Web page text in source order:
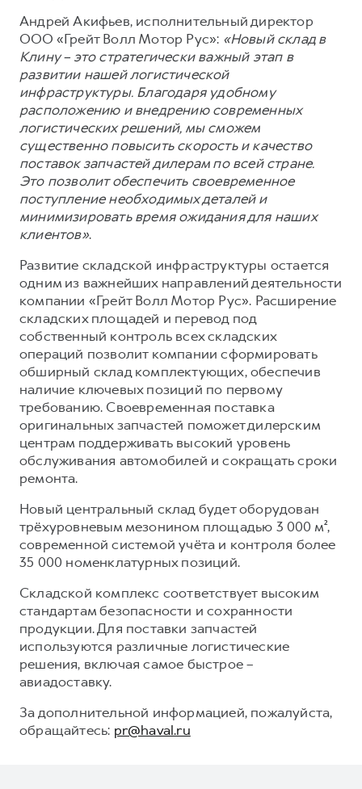
Коллекция Базовая
Коллекция Детская
Андрей Акифьев, исполнительный директор
ООО «Грейт Волл Мотор Рус»: «Новый склад в
Клину – это стратегически важный этап в
развитии нашей логистической
инфраструктуры. Благодаря удобному
расположению и внедрению современных
логистических решений, мы сможем
существенно повысить скорость и качество
поставок запчастей дилерам по всей стране.
Это позволит обеспечить своевременное
поступление необходимых деталей и
минимизировать время ожидания для наших
клиентов».
Развитие складской инфраструктуры остается
одним из важнейших направлений деятельности
компании «Грейт Волл Мотор Рус». Расширение
складских площадей и перевод под
собственный контроль всех складских
операций позволит компании сформировать
обширный склад комплектующих, обеспечив
наличие ключевых позиций по первому
требованию. Своевременная поставка
оригинальных запчастей поможет дилерским
центрам поддерживать высокий уровень
обслуживания автомобилей и сокращать сроки
ремонта.
Новый центральный склад будет оборудован
трёхуровневым мезонином площадью 3 000 м²,
современной системой учёта и контроля более
35 000 номенклатурных позиций.
Складской комплекс соответствует высоким
стандартам безопасности и сохранности
продукции. Для поставки запчастей
используются различные логистические
решения, включая самое быстрое –
авиадоставку.
За дополнительной информацией, пожалуйста,
обращайтесь: pr@haval.ru